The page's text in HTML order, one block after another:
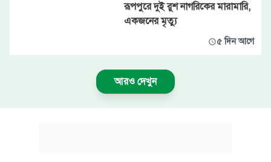
রূপপুরে দুই রুশ নাগরিকের মারামারি,
একজনের মৃত্যু
৫ দিন আগে
আরও দেখুন